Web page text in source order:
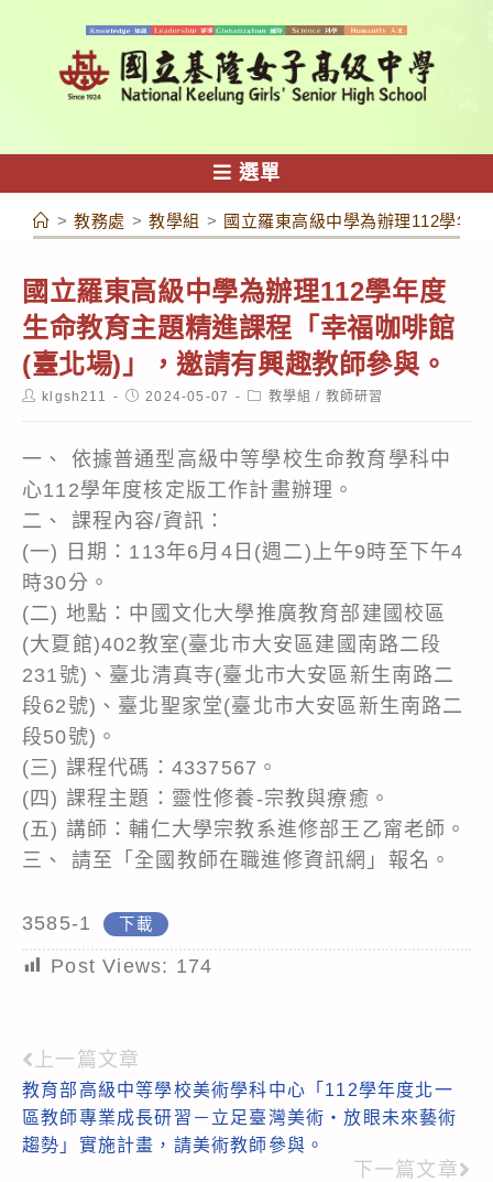
容
選單
> 教務處 > 教學組 > 國立羅東高級中學為辦理112學年
國立羅東高級中學為辦理112學年度
生命教育主題精進課程「幸福咖啡館
(臺北場)」，邀請有興趣教師參與。
Postklgsh211
Post2024-05-07
Post教學組 / 教師研習
一、 依據普通型高級中等學校生命教育學科中
心112學年度核定版工作計畫辦理。
二、 課程內容/資訊：
(一) 日期：113年6月4日(週二)上午9時至下午4
時30分。
(二) 地點：中國文化大學推廣教育部建國校區
(大夏館)402教室(臺北市大安區建國南路二段
231號)、臺北清真寺(臺北市大安區新生南路二
段62號)、臺北聖家堂(臺北市大安區新生南路二
段50號)。
(三) 課程代碼：4337567。
(四) 課程主題：靈性修養-宗教與療癒。
(五) 講師：輔仁大學宗教系進修部王乙甯老師。
三、 請至「全國教師在職進修資訊網」報名。
3585-1 下載
Post Views: 174
Read
more
articles
上一篇文章
教育部高級中等學校美術學科中心「112學年度北一
區教師專業成長研習－立足臺灣美術‧放眼未來藝術
趨勢」實施計畫，請美術教師參與。
下一篇文章